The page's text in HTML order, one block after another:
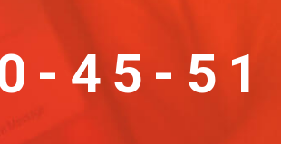
45-51